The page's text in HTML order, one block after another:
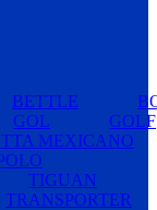
BETTLE
GOL
GOLF
MEXICANO
TIGUAN
TRANSPORTER